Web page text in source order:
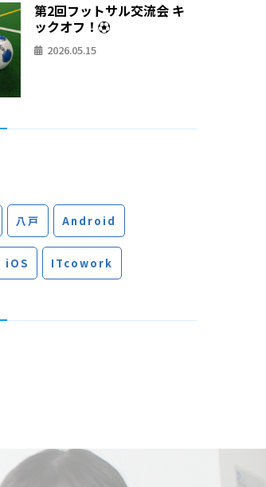
第2回フットサル交流会 キ
ックオフ！⚽
2026.05.15
八戸 Android
iOS ITcowork